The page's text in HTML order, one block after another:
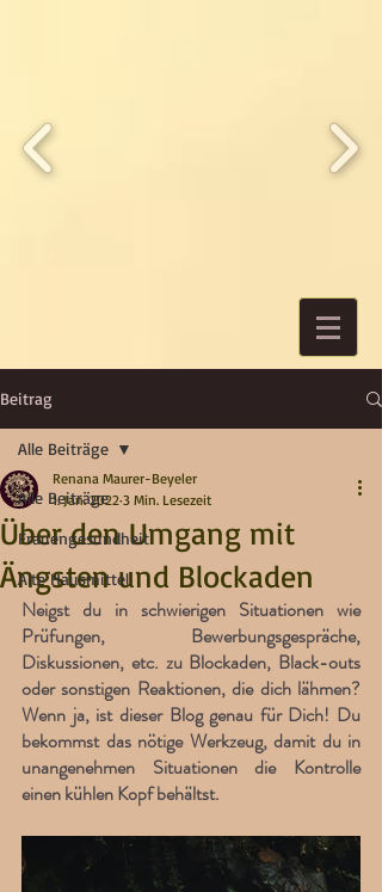
Beitrag
Alle Beiträge
Frauengesundheit
Alte Hausmittel
Alle Beiträge
Über den Umgang mit
Ängsten und Blockaden
Renana Maurer-Beyeler
1. Jan. 2022 3 Min. Lesezeit
Neigst du in schwierigen Situationen wie
Prüfungen, Bewerbungsgespräche,
Diskussionen, etc. zu Blockaden, Black-outs
oder sonstigen Reaktionen, die dich lähmen?
Wenn ja, ist dieser Blog genau für Dich! Du
bekommst das nötige Werkzeug, damit du in
unangenehmen Situationen die Kontrolle
einen kühlen Kopf behältst.